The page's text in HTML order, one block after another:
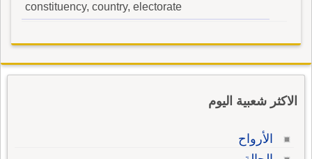
constituency, country, electorate
الاكثر شعبية اليوم
الأرواح